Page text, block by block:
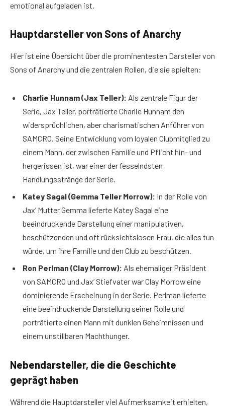
emotional aufgeladen ist.
Hauptdarsteller von Sons of Anarchy
Hier ist eine Übersicht über die prominentesten Darsteller von
Sons of Anarchy und die zentralen Rollen, die sie spielten:
Charlie Hunnam (Jax Teller): Als zentrale Figur der
Serie, Jax Teller, porträtierte Charlie Hunnam den
widersprüchlichen, aber charismatischen Anführer von
SAMCRO. Seine Entwicklung vom loyalen Clubmitglied zu
einem Mann, der zwischen Familie und Pflicht hin- und
hergerissen ist, war einer der fesselndsten
Handlungsstränge der Serie.
Katey Sagal (Gemma Teller Morrow): In der Rolle von
Jax‘ Mutter Gemma lieferte Katey Sagal eine
beeindruckende Darstellung einer manipulativen,
beschützenden und oft rücksichtslosen Frau, die alles tun
würde, um ihre Familie und den Club zu beschützen.
Ron Perlman (Clay Morrow): Als ehemaliger Präsident
von SAMCRO und Jax‘ Stiefvater war Clay Morrow eine
dominierende Erscheinung in der Serie. Perlman lieferte
eine beeindruckende Darstellung seiner Rolle und
porträtierte einen Mann mit dunklen Geheimnissen und
einem unstillbaren Machthunger.
Nebendarsteller, die die Geschichte
geprägt haben
Während die Hauptdarsteller viel Aufmerksamkeit erhielten,